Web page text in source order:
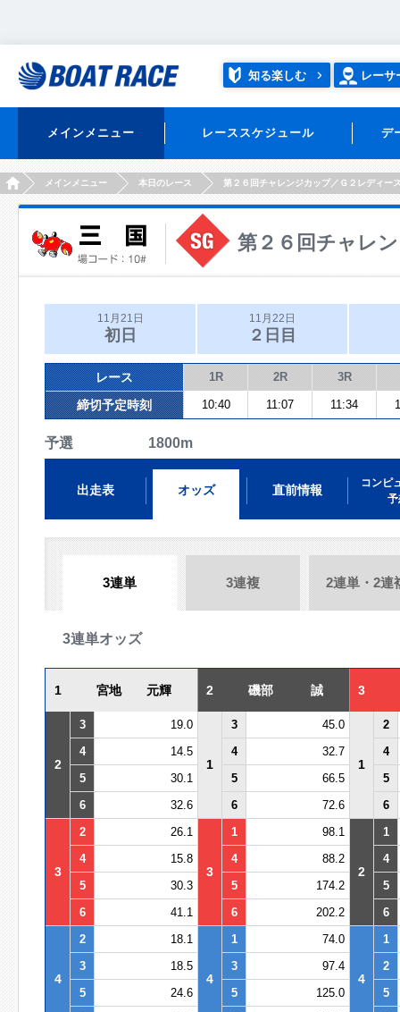
知る楽しむ レーサ
メインメニュー レーススケジュール デ
HOMEメインメニュー 本日のレース 第２６回チャレンジカップ／Ｇ２レディー
第２６回チャレ
11月21日
初日
11月22日
２日目
レース 1R 2R 3R
締切予定時刻 10:40 11:07 11:34
予選 1800m
出走表 オッズ 直前情報
コンピ
予
3連単 3連複 2連単・2連
3連単オッズ
1 宮地 元輝 2 磯部 誠 3
2
3 19.0
1
3 45.0
1
2
4
14.5 4 32.7
4
5
30.1 5 66.5
5
6
32.6 6 72.6 6
3
2 26.1
3
1 98.1
2
1
4
15.8 4 88.2
4
5
30.3 5 174.2
5
6
41.1 6 202.2 6
4
2 18.1
4
1 74.0
4
1
3
18.5 3 97.4
2
5
24.6 5 125.0
5